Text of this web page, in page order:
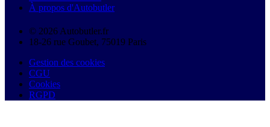
À propos d'Autobutler
© 2026 Autobutler.fr
18-26 rue Goubet, 75019 Paris
Gestion des cookies
CGU
Cookies
RGPD